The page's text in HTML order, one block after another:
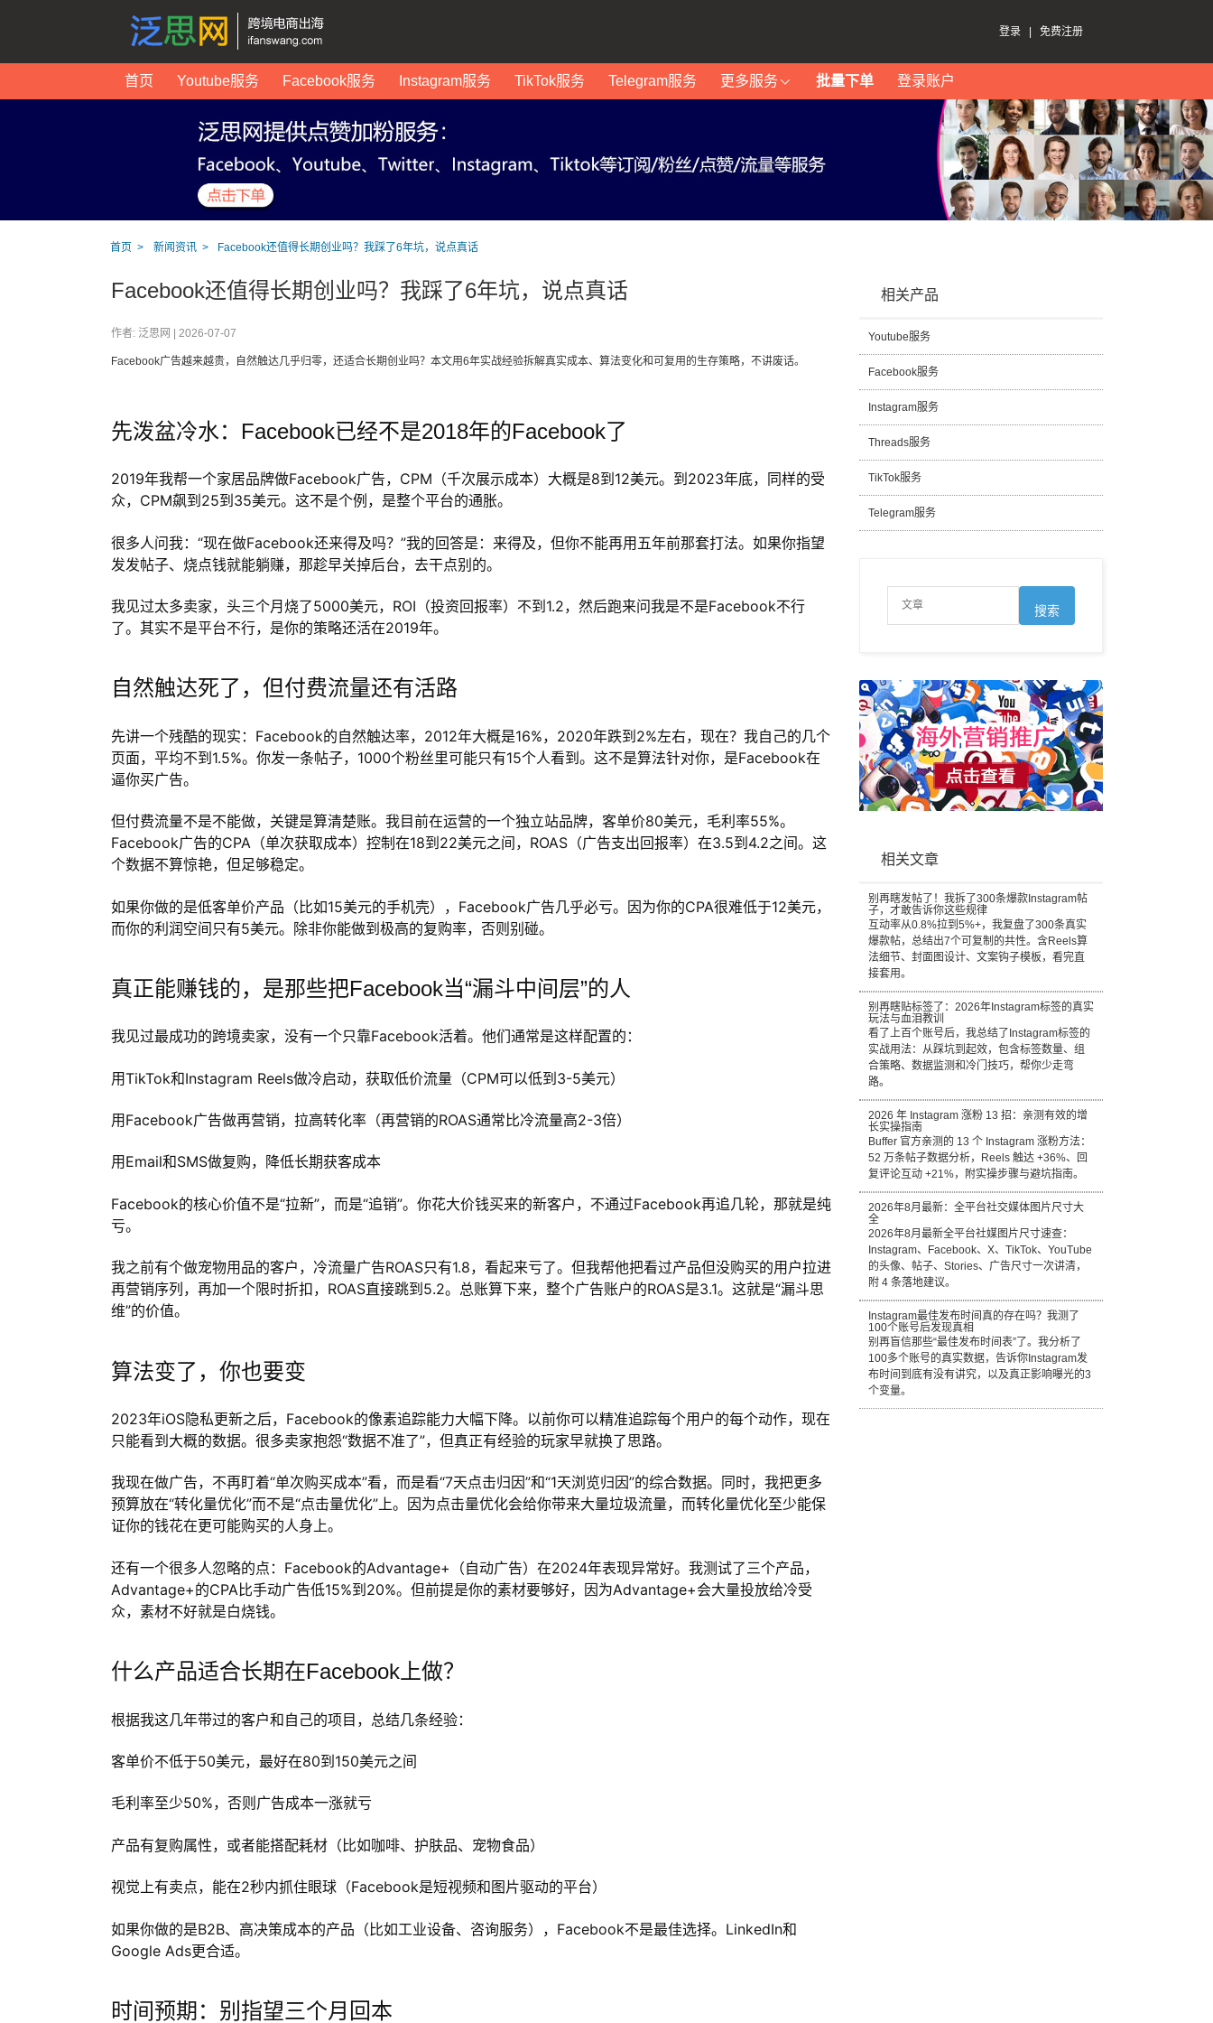
登录 免费注册
首页 Youtube服务 Facebook服务 Instagram服务 TikTok服务 Telegram服务 更多服务 批量下单 登录账户
首页 新闻资讯 Facebook还值得长期创业吗？我踩了6年坑，说点真话
Facebook还值得长期创业吗？我踩了6年坑，说点真话
作者: 泛思网 | 2026-07-07
Facebook广告越来越贵，自然触达几乎归零，还适合长期创业吗？本文用6年实战经验拆解真实成本、算法变化和可复用的生存策略，不讲废话。
先泼盆冷水：Facebook已经不是2018年的Facebook了
2019年我帮一个家居品牌做Facebook广告，CPM（千次展示成本）大概是8到12美元。到2023年底，同样的受
众，CPM飙到25到35美元。这不是个例，是整个平台的通胀。
很多人问我：“现在做Facebook还来得及吗？”我的回答是：来得及，但你不能再用五年前那套打法。如果你指望
发发帖子、烧点钱就能躺赚，那趁早关掉后台，去干点别的。
我见过太多卖家，头三个月烧了5000美元，ROI（投资回报率）不到1.2，然后跑来问我是不是Facebook不行
了。其实不是平台不行，是你的策略还活在2019年。
自然触达死了，但付费流量还有活路
先讲一个残酷的现实：Facebook的自然触达率，2012年大概是16%，2020年跌到2%左右，现在？我自己的几个
页面，平均不到1.5%。你发一条帖子，1000个粉丝里可能只有15个人看到。这不是算法针对你，是Facebook在
逼你买广告。
但付费流量不是不能做，关键是算清楚账。我目前在运营的一个独立站品牌，客单价80美元，毛利率55%。
Facebook广告的CPA（单次获取成本）控制在18到22美元之间，ROAS（广告支出回报率）在3.5到4.2之间。这
个数据不算惊艳，但足够稳定。
如果你做的是低客单价产品（比如15美元的手机壳），Facebook广告几乎必亏。因为你的CPA很难低于12美元，
而你的利润空间只有5美元。除非你能做到极高的复购率，否则别碰。
真正能赚钱的，是那些把Facebook当“漏斗中间层”的人
我见过最成功的跨境卖家，没有一个只靠Facebook活着。他们通常是这样配置的：
用TikTok和Instagram Reels做冷启动，获取低价流量（CPM可以低到3-5美元）
用Facebook广告做再营销，拉高转化率（再营销的ROAS通常比冷流量高2-3倍）
用Email和SMS做复购，降低长期获客成本
Facebook的核心价值不是“拉新”，而是“追销”。你花大价钱买来的新客户，不通过Facebook再追几轮，那就是纯
亏。
我之前有个做宠物用品的客户，冷流量广告ROAS只有1.8，看起来亏了。但我帮他把看过产品但没购买的用户拉进
再营销序列，再加一个限时折扣，ROAS直接跳到5.2。总账算下来，整个广告账户的ROAS是3.1。这就是“漏斗思
维”的价值。
算法变了，你也要变
2023年iOS隐私更新之后，Facebook的像素追踪能力大幅下降。以前你可以精准追踪每个用户的每个动作，现在
只能看到大概的数据。很多卖家抱怨“数据不准了”，但真正有经验的玩家早就换了思路。
我现在做广告，不再盯着“单次购买成本”看，而是看“7天点击归因”和“1天浏览归因”的综合数据。同时，我把更多
预算放在“转化量优化”而不是“点击量优化”上。因为点击量优化会给你带来大量垃圾流量，而转化量优化至少能保
证你的钱花在更可能购买的人身上。
还有一个很多人忽略的点：Facebook的Advantage+（自动广告）在2024年表现异常好。我测试了三个产品，
Advantage+的CPA比手动广告低15%到20%。但前提是你的素材要够好，因为Advantage+会大量投放给冷受
众，素材不好就是白烧钱。
什么产品适合长期在Facebook上做？
根据我这几年带过的客户和自己的项目，总结几条经验：
客单价不低于50美元，最好在80到150美元之间
毛利率至少50%，否则广告成本一涨就亏
产品有复购属性，或者能搭配耗材（比如咖啡、护肤品、宠物食品）
视觉上有卖点，能在2秒内抓住眼球（Facebook是短视频和图片驱动的平台）
如果你做的是B2B、高决策成本的产品（比如工业设备、咨询服务），Facebook不是最佳选择。LinkedIn和
Google Ads更合适。
时间预期：别指望三个月回本
相关产品
Youtube服务
Facebook服务
Instagram服务
Threads服务
TikTok服务
Telegram服务
相关文章
别再瞎发帖了！我拆了300条爆款Instagram帖
子，才敢告诉你这些规律
互动率从0.8%拉到5%+，我复盘了300条真实
爆款帖，总结出7个可复制的共性。含Reels算
法细节、封面图设计、文案钩子模板，看完直
接套用。
别再瞎贴标签了：2026年Instagram标签的真实
玩法与血泪教训
看了上百个账号后，我总结了Instagram标签的
实战用法：从踩坑到起效，包含标签数量、组
合策略、数据监测和冷门技巧，帮你少走弯
路。
2026 年 Instagram 涨粉 13 招：亲测有效的增
长实操指南
Buffer 官方亲测的 13 个 Instagram 涨粉方法：
52 万条帖子数据分析，Reels 触达 +36%、回
复评论互动 +21%，附实操步骤与避坑指南。
2026年8月最新：全平台社交媒体图片尺寸大
全
2026年8月最新全平台社媒图片尺寸速查：
Instagram、Facebook、X、TikTok、YouTube
的头像、帖子、Stories、广告尺寸一次讲清，
附 4 条落地建议。
Instagram最佳发布时间真的存在吗？我测了
100个账号后发现真相
别再盲信那些“最佳发布时间表”了。我分析了
100多个账号的真实数据，告诉你Instagram发
布时间到底有没有讲究，以及真正影响曝光的3
个变量。